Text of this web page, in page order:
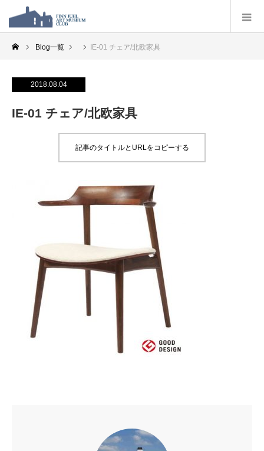
Blog一覧 IE-01 チェア/北欧家具
2018.08.04
IE-01 チェア/北欧家具
記事のタイトルとURLをコピーする